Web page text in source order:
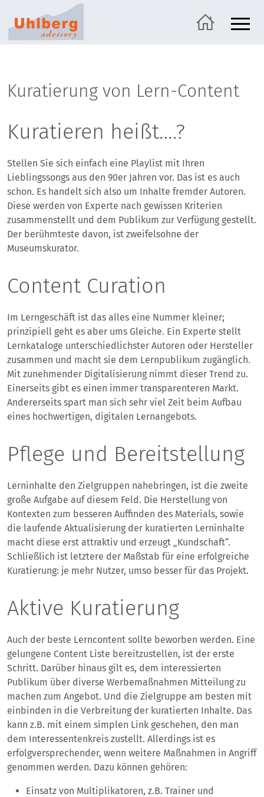
Kuratierung von Lern-Content
Kuratieren heißt….?
Stellen Sie sich einfach eine Playlist mit Ihren
Lieblingssongs aus den 90er Jahren vor. Das ist es auch
schon. Es handelt sich also um Inhalte fremder Autoren.
Diese werden von Experte nach gewissen Kriterien
zusammenstellt und dem Publikum zur Verfügung gestellt.
Der berühmteste davon, ist zweifelsohne der
Museumskurator.
Content Curation
Im Lerngeschäft ist das alles eine Nummer kleiner;
prinzipiell geht es aber ums Gleiche. Ein Experte stellt
Lernkataloge unterschiedlichster Autoren oder Hersteller
zusammen und macht sie dem Lernpublikum zugänglich.
Mit zunehmender Digitalisierung nimmt dieser Trend zu.
Einerseits gibt es einen immer transparenteren Markt.
Andererseits spart man sich sehr viel Zeit beim Aufbau
eines hochwertigen, digitalen Lernangebots.
Pflege und Bereitstellung
Lerninhalte den Zielgruppen nahebringen, ist die zweite
große Aufgabe auf diesem Feld. Die Herstellung von
Kontexten zum besseren Auffinden des Materials, sowie
die laufende Aktualisierung der kuratierten Lerninhalte
macht diese erst attraktiv und erzeugt „Kundschaft“.
Schließlich ist letztere der Maßstab für eine erfolgreiche
Kuratierung: je mehr Nutzer, umso besser für das Projekt.
Aktive Kuratierung
Auch der beste Lerncontent sollte beworben werden. Eine
gelungene Content Liste bereitzustellen, ist der erste
Schritt. Darüber hinaus gilt es, dem interessierten
Publikum über diverse Werbemaßnahmen Mitteilung zu
machen zum Angebot. Und die Zielgruppe am besten mit
einbinden in die Verbreitung der kuratierten Inhalte. Das
kann z.B. mit einem simplen Link geschehen, den man
dem Interessentenkreis zustellt. Allerdings ist es
erfolgversprechender, wenn weitere Maßnahmen in Angriff
genommen werden. Dazu können gehören:
Einsatz von Multiplikatoren, z.B. Trainer und